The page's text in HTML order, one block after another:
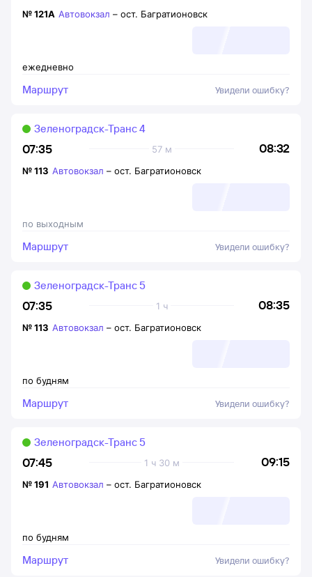
ежедневно
№121А Автовокзал – ост. Багратионовск
Маршрут Увидели ошибку?
07:35 08:32
57 м
Зеленоградск-Транс 4
по выходным
№113 Автовокзал – ост. Багратионовск
Маршрут Увидели ошибку?
07:35 08:35
1 ч
Зеленоградск-Транс 5
по будням
№113 Автовокзал – ост. Багратионовск
Маршрут Увидели ошибку?
07:45 09:15
1 ч 30 м
Зеленоградск-Транс 5
по будням
№191 Автовокзал – ост. Багратионовск
Маршрут Увидели ошибку?